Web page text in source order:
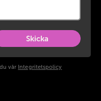
Skicka
vår Integritetspolicy